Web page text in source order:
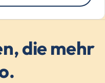
die mehr